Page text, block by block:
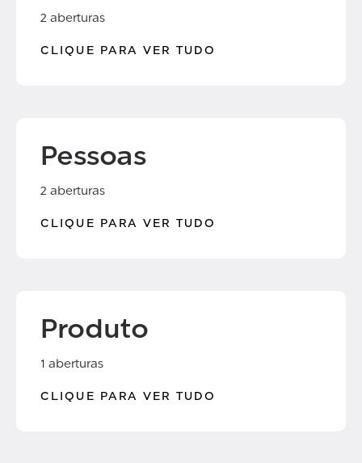
2 aberturas
CLIQUE PARA VER TUDO
Pessoas
2 aberturas
CLIQUE PARA VER TUDO
Produto
1 aberturas
CLIQUE PARA VER TUDO